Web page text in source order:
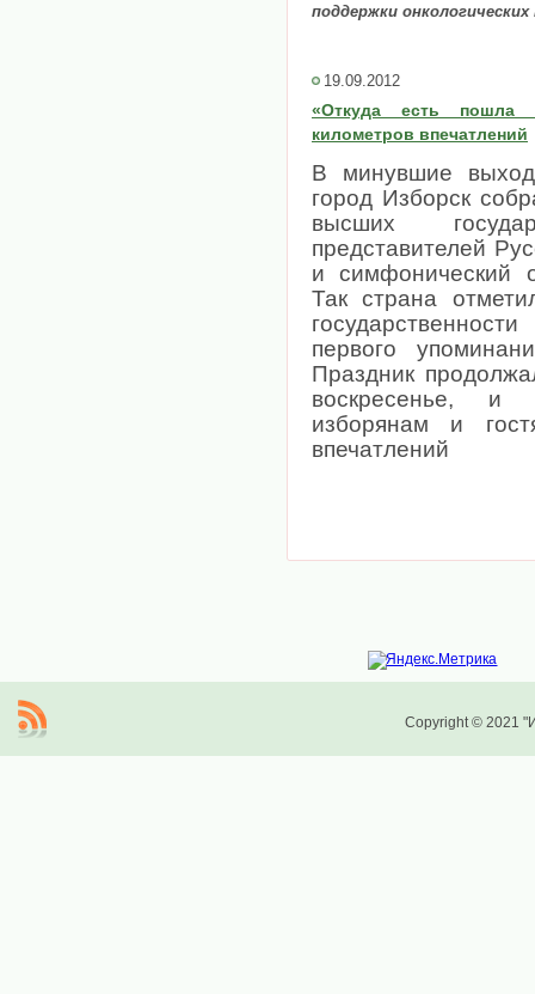
поддержки
19.09.2012
«Откуда есть пошла
километров впечатлений
В минувшие
город Изборск
высших
представителей
и симфонический
Так страна
первого
Праздник
воскресенье, и
изборянам и
впечатлений
Copyright © 2021